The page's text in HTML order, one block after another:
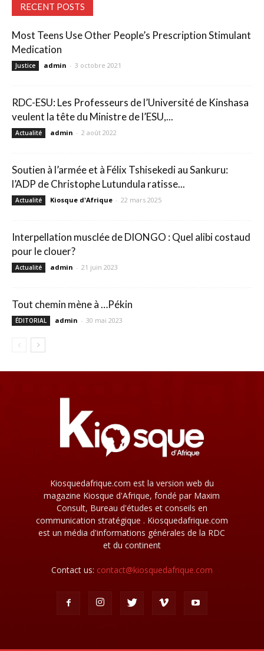
RECENT POSTS
Most Teens Use Other People’s Prescription Stimulant
Medication
Justice admin - 3 octobre 2021
RDC-ESU: Les Professeurs de l’Université de Kinshasa
veulent la tête du Ministre de l’ESU,...
Actualité admin - 2 août 2022
Soutien à l’armée et à Félix Tshisekedi au Sankuru:
l’ADP de Christophe Lutundula ratisse...
Actualité Kiosque d'Afrique - 22 mars 2025
Interpellation musclée de DIONGO : Quel alibi costaud
pour le clouer?
Actualité admin - 21 juin 2023
Tout chemin mène à …Pékin
ÉDITORIAL admin - 30 mai 2023
Kiosquedafrique.com est la version web du
magazine Kiosque d'Afrique, fondé par Maxim
Consult, Bureau d'études et conseils en
communication stratégique . Kiosquedafrique.com
est un média d'informations générales de la RDC
et du continent
Contact us: contact@kiosquedafrique.com